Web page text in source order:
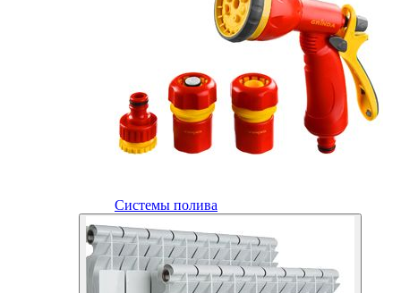
Системы полива